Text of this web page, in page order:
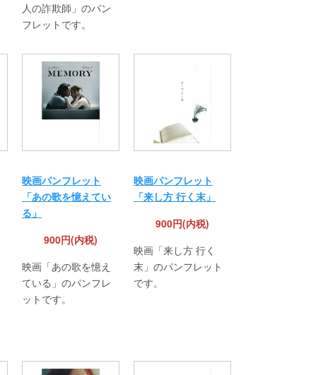
人の詐欺師」のパン
フレットです。
映画パンフレット
「あの歌を憶えてい
る」
900円(内税)
映画「あの歌を憶え
ている」のパンフレ
ットです。
映画パンフレット
「来し方 行く末」
900円(内税)
映画「来し方 行く
末」のパンフレット
です。